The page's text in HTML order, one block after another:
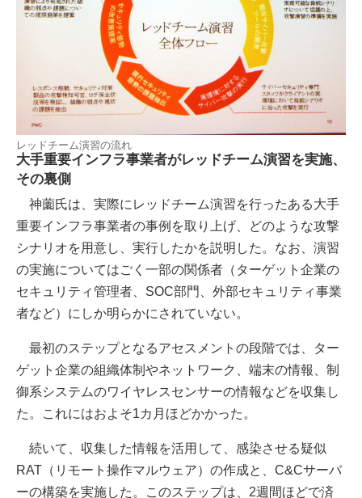
レッドチーム演習の流れ
大手重要インフラ事業者がレッドチーム演習を実施、
その裏側
神薗氏は、実際にレッドチーム演習を行ったある大手
重要インフラ事業者の事例を取り上げ、どのような攻撃
シナリオを用意し、実行したかを説明した。なお、演習
の実施についてはごく一部の関係者（ターゲット企業の
セキュリティ管理者、SOC部門、外部セキュリティ事業
者など）にしか明らかにされていない。
最初のステップとなるアセスメントの段階では、ター
ゲット企業の組織体制やネットワーク、端末の情報、制
御系システムのワイヤレスセンサーの情報などを収集し
た。これにはおよそ1カ月ほどかかった。
続いて、収集した情報を活用して、感染させる疑似
RAT（リモート操作マルウェア）の作成と、C&Cサーバ
ーの構築を実施した。このステップは、2週間ほどで済